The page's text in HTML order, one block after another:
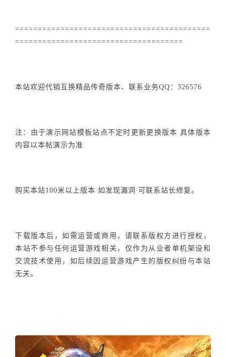
===========================================
=====================================
本站欢迎代销互换精品传奇版本、联系业务QQ：326576
注：由于演示网站模板站点不定时更新更换版本 具体版本
内容以本帖演示为准
购买本站100米以上版本 如发现漏洞 可联系站长修复。
下载版本后，如需运营或商用，请联系版权方进行授权，
本站不参与任何运营游戏相关，仅作为从业者单机架设和
交流技术使用，如后续因运营游戏产生的版权纠纷与本站
无关。